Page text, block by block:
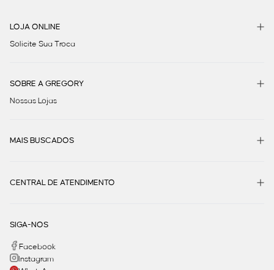
LOJA ONLINE
Solicite Sua Troca
SOBRE A GREGORY
Nossas Lojas
MAIS BUSCADOS
CENTRAL DE ATENDIMENTO
SIGA-NOS
Facebook
Instagram